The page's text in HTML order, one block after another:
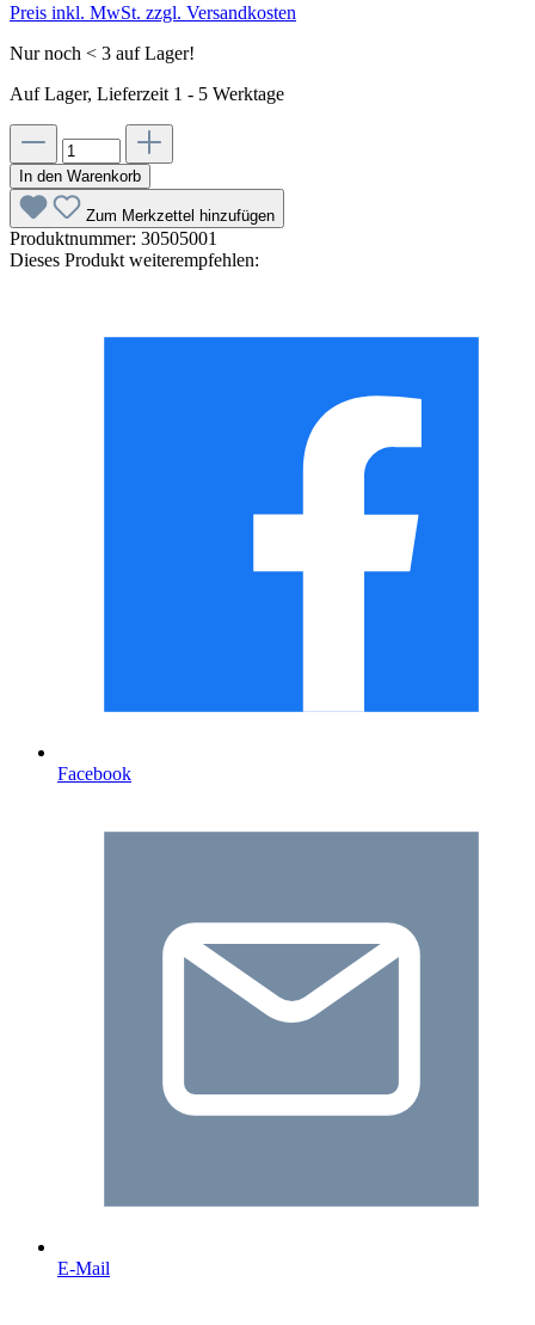
Preis inkl. MwSt. zzgl. Versandkosten
Nur noch < 3 auf Lager!
Auf Lager, Lieferzeit 1 - 5 Werktage
In den Warenkorb
Zum Merkzettel hinzufügen
Produktnummer: 30505001
Dieses Produkt weiterempfehlen:
Facebook
E-Mail